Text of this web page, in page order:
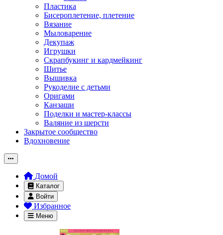
Пластика
Бисероплетение, плетение
Вязание
Мыловарение
Декупаж
Игрушки
Скрапбукинг и кардмейкинг
Шитье
Вышивка
Рукоделие с детьми
Оригами
Канзаши
Поделки и мастер-классы
Валяние из шерсти
Закрытое сообщество
Вдохновение
Домой
Каталог
Войти
Избранное
Меню